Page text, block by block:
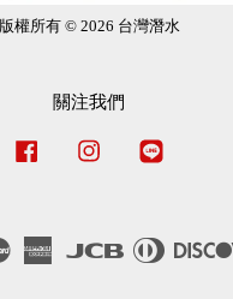
版權所有 © 2026 台灣潛水
關注我們
Facebook Instagram
Master
American
JCB
Diners